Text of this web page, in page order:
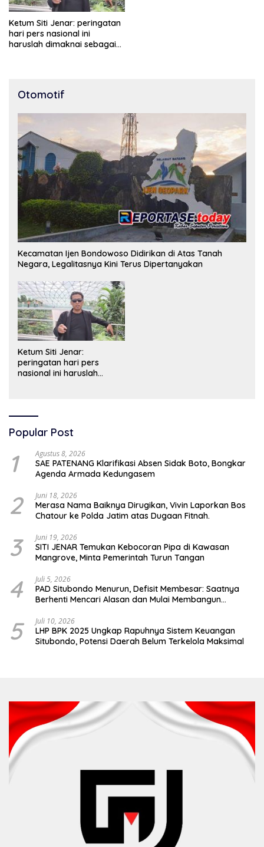
Ketum Siti Jenar: peringatan
hari pers nasional ini
haruslah dimaknai sebagai
Indonesia.
Otomotif
Kecamatan Ijen Bondowoso Didirikan di Atas Tanah
Negara, Legalitasnya Kini Terus Dipertanyakan
Ketum Siti Jenar:
peringatan hari pers
nasional ini haruslah
bangsa dan menjaga
demokrasi Indonesia.
Popular Post
1 Agustus 8, 2026
SAE PATENANG Klarifikasi Absen Sidak Boto, Bongkar
Agenda Armada Kedungasem
2 Juni 18, 2026
Merasa Nama Baiknya Dirugikan, Vivin Laporkan Bos
Chatour ke Polda Jatim atas Dugaan Fitnah.
3 Juni 19, 2026
SITI JENAR Temukan Kebocoran Pipa di Kawasan
Mangrove, Minta Pemerintah Turun Tangan
4 Juli 5, 2026
PAD Situbondo Menurun, Defisit Membesar: Saatnya
Berhenti Mencari Alasan dan Mulai Membangun
5 Juli 10, 2026
LHP BPK 2025 Ungkap Rapuhnya Sistem Keuangan
Situbondo, Potensi Daerah Belum Terkelola Maksimal